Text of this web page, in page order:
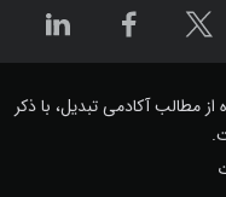
مطالب آکادمی تبدیل، با ذکر